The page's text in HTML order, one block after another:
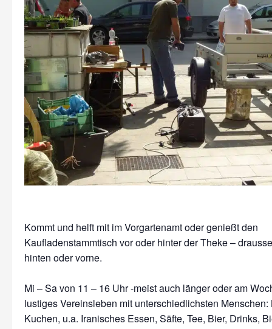
Kommt und helft mit im Vorgartenamt oder genießt den
Kaufladenstammtisch vor oder hinter der Theke –
hinten oder vorne.
Mi – Sa von 11 – 16 Uhr -meist auch länger oder am
lustiges Vereinsleben mit unterschiedlichsten Menschen:
Kuchen, u.a. Iranisches Essen, Säfte, Tee, Bier, Drinks,